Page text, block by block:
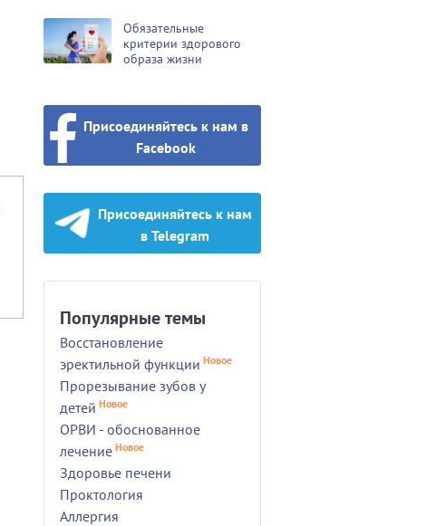
Обязательные
критерии здорового
образа жизни
Присоединяйтесь к нам в
Facebook
Присоединяйтесь к нам
в Telegram
Популярные темы
Восстановление
эректильной функции Новое
Прорезывание зубов у
детей Новое
ОРВИ - обоснованное
лечение Новое
Здоровье печени
Проктология
Аллергия